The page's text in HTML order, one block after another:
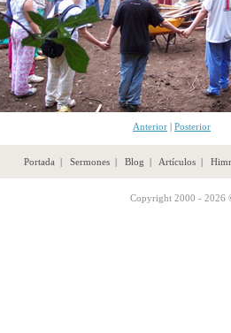
Anterior | Posterior
Portada | Sermones| Blog | Artículos|
Copyright 2000 - 2026